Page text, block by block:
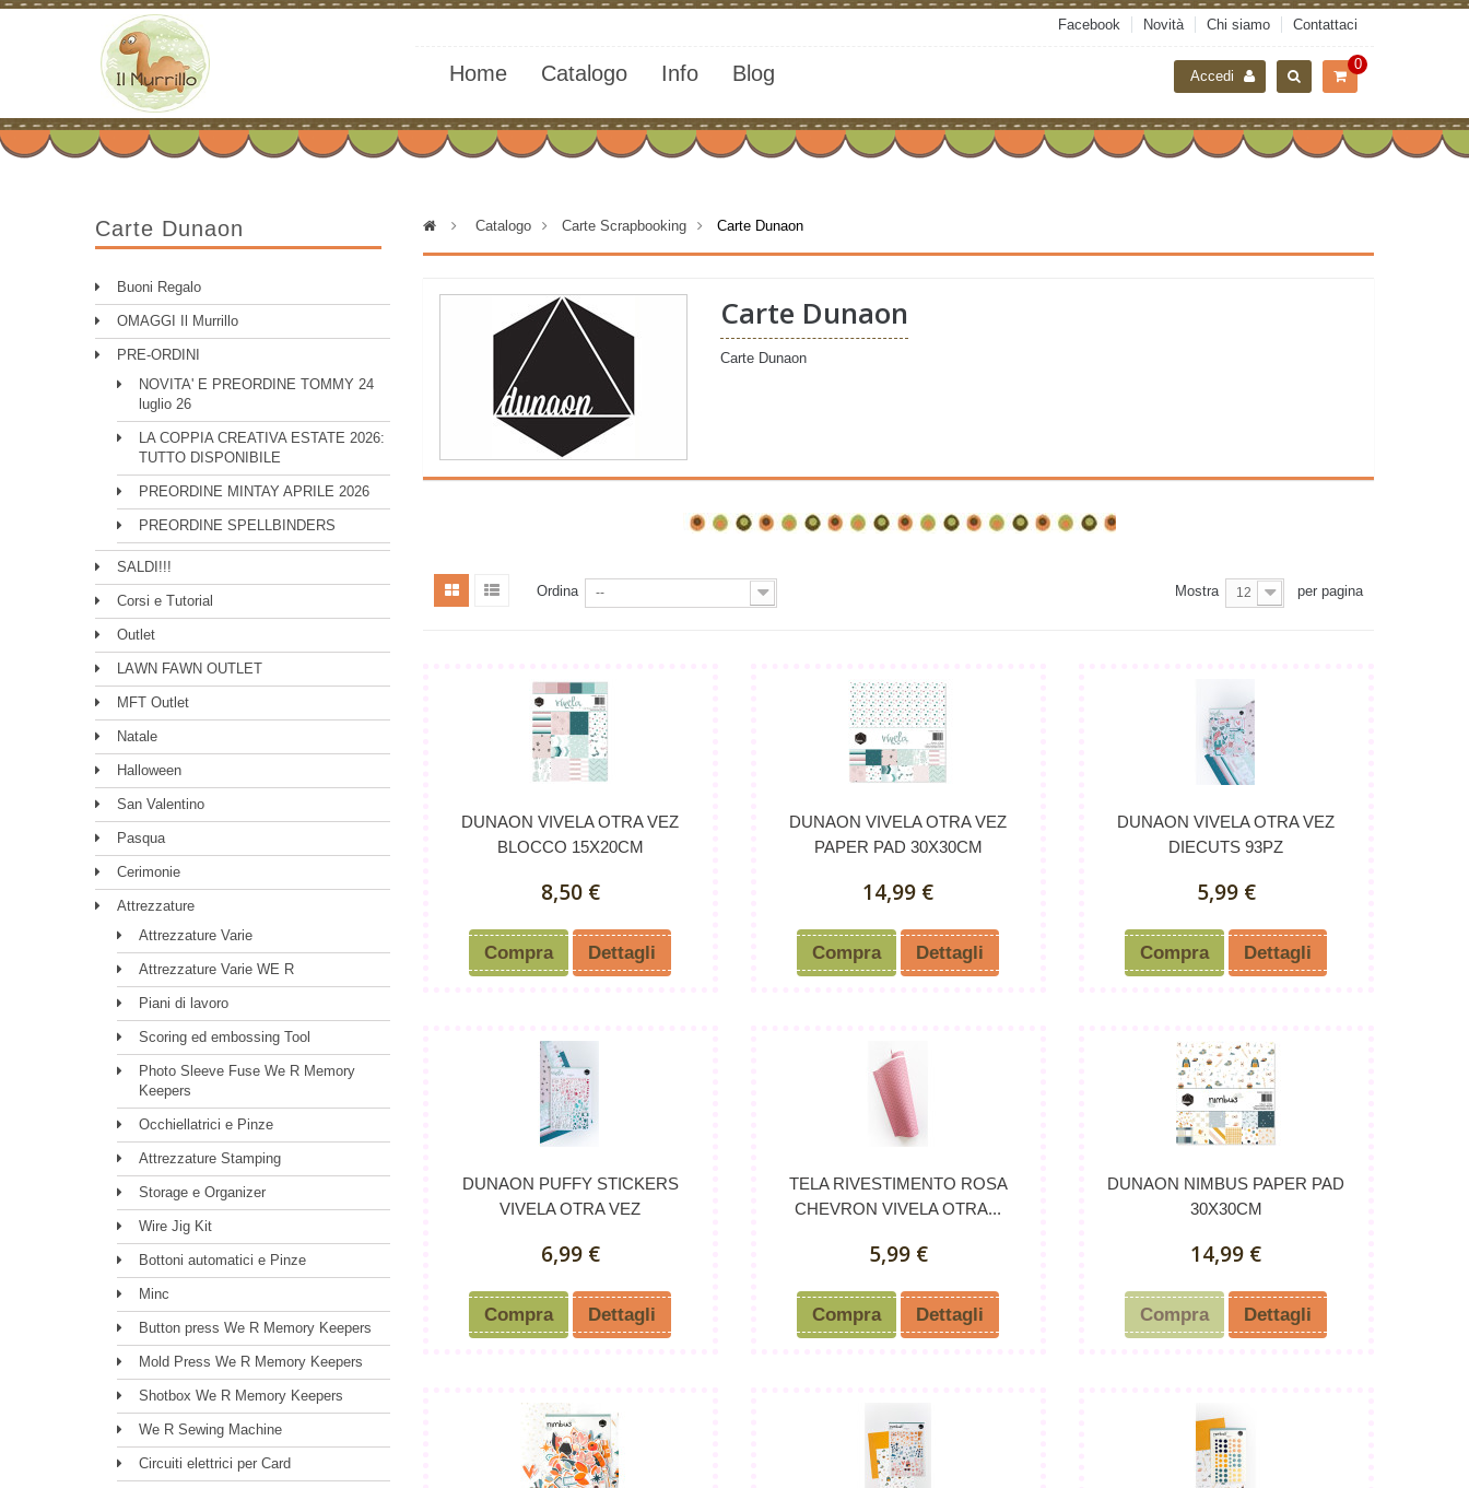
Facebook Novità Chi siamo Contattaci
0
Home Catalogo Info Blog Accedi
Carte Dunaon
Buoni Regalo
OMAGGI Il Murrillo
PRE-ORDINI
NOVITA' E PREORDINE TOMMY 24
luglio 26
LA COPPIA CREATIVA ESTATE 2026:
TUTTO DISPONIBILE
PREORDINE MINTAY APRILE 2026
PREORDINE SPELLBINDERS
SALDI!!!
Corsi e Tutorial
Outlet
LAWN FAWN OUTLET
MFT Outlet
Natale
Halloween
San Valentino
Pasqua
Cerimonie
Attrezzature
Attrezzature Varie
Attrezzature Varie WE R
Piani di lavoro
Scoring ed embossing Tool
Photo Sleeve Fuse We R Memory
Keepers
Occhiellatrici e Pinze
Attrezzature Stamping
Storage e Organizer
Wire Jig Kit
Bottoni automatici e Pinze
Minc
Button press We R Memory Keepers
Mold Press We R Memory Keepers
Shotbox We R Memory Keepers
We R Sewing Machine
Circuiti elettrici per Card
> Catalogo > Carte Scrapbooking > Carte Dunaon
Carte Dunaon
Carte Dunaon
Ordina -- Mostra 12 per pagina
DUNAON VIVELA OTRA VEZ
BLOCCO 15X20CM
8,50 €
Compra Dettagli
DUNAON VIVELA OTRA VEZ
PAPER PAD 30X30CM
14,99 €
Compra Dettagli
DUNAON VIVELA OTRA VEZ
DIECUTS 93PZ
5,99 €
Compra Dettagli
DUNAON PUFFY STICKERS
VIVELA OTRA VEZ
6,99 €
Compra Dettagli
TELA RIVESTIMENTO ROSA
CHEVRON VIVELA OTRA...
5,99 €
Compra Dettagli
DUNAON NIMBUS PAPER PAD
30X30CM
14,99 €
Compra Dettagli